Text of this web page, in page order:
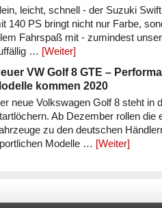
leicht, schnell - der Suzuki
140 PS bringt nicht nur Farbe,
Fahrspaß mit - zumindest unser
… [Weiter]
VW Golf 8 GTE –
kommen 2020
neue Volkswagen Golf 8 steht in
Ab Dezember rollen die
zu den deutschen
Modelle … [Weiter]